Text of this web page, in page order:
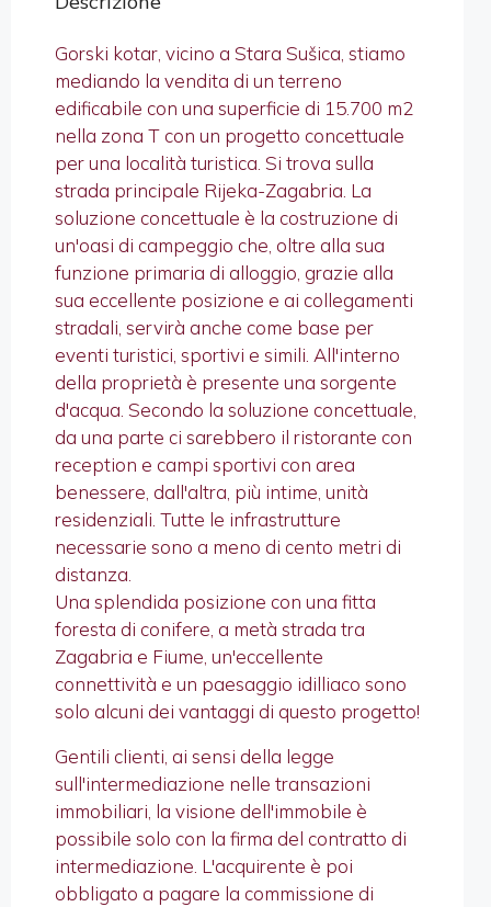
Gorski kotar, vicino a Stara Sušica, stiamo
mediando la vendita di un terreno
edificabile con una superficie di 15.700 m2
nella zona T con un progetto concettuale
per una località turistica. Si trova sulla
strada principale Rijeka-Zagabria. La
soluzione concettuale è la costruzione di
un'oasi di campeggio che, oltre alla sua
funzione primaria di alloggio, grazie alla
sua eccellente posizione e ai collegamenti
stradali, servirà anche come base per
eventi turistici, sportivi e simili. All'interno
della proprietà è presente una sorgente
d'acqua. Secondo la soluzione concettuale,
da una parte ci sarebbero il ristorante con
reception e campi sportivi con area
benessere, dall'altra, più intime, unità
residenziali. Tutte le infrastrutture
necessarie sono a meno di cento metri di
distanza.
Una splendida posizione con una fitta
foresta di conifere, a metà strada tra
Zagabria e Fiume, un'eccellente
connettività e un paesaggio idilliaco sono
solo alcuni dei vantaggi di questo progetto!
Gentili clienti, ai sensi della legge
sull'intermediazione nelle transazioni
immobiliari, la visione dell'immobile è
possibile solo con la firma del contratto di
intermediazione. L'acquirente è poi
obbligato a pagare la commissione di